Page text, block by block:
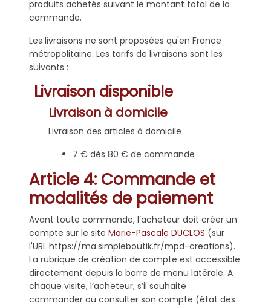
produits achetés suivant le montant total de la
commande.
Les livraisons ne sont proposées qu'en France
métropolitaine. Les tarifs de livraisons sont les
suivants :
Livraison disponible
Livraison à domicile
Livraison des articles à domicile
7 € dès 80 € de commande .
Article 4: Commande et
modalités de paiement
Avant toute commande, l’acheteur doit créer un
compte sur le site Marie-Pascale DUCLOS (sur
l'URL https://ma.simpleboutik.fr/mpd-creations).
La rubrique de création de compte est accessible
directement depuis la barre de menu latérale. A
chaque visite, l’acheteur, s’il souhaite
commander ou consulter son compte (état des